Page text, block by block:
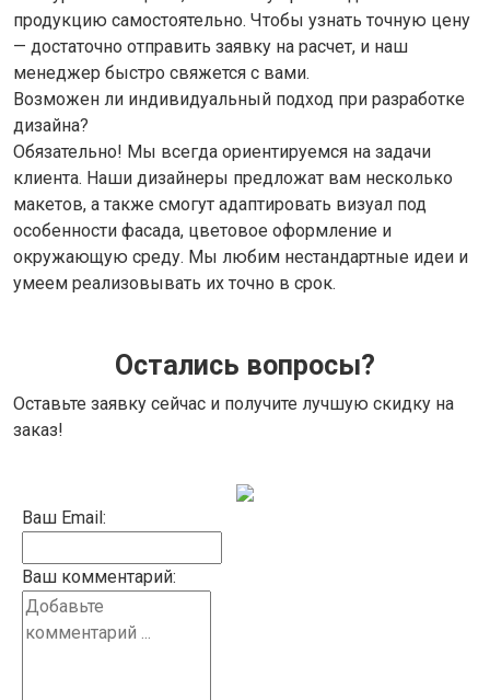
продукцию самостоятельно. Чтобы узнать точную цену
— достаточно отправить заявку на расчет, и наш
менеджер быстро свяжется с вами.
Возможен ли индивидуальный подход при разработке
дизайна?
Обязательно! Мы всегда ориентируемся на задачи
клиента. Наши дизайнеры предложат вам несколько
макетов, а также смогут адаптировать визуал под
особенности фасада, цветовое оформление и
окружающую среду. Мы любим нестандартные идеи и
умеем реализовывать их точно в срок.
Остались вопросы?
Оставьте заявку сейчас и получите лучшую скидку на
заказ!
Ваш Email:
Ваш комментарий: